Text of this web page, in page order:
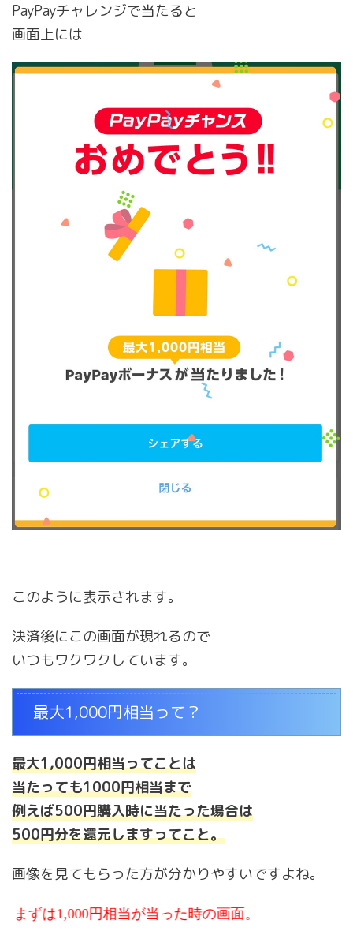
PayPayチャレンジで当たると
画面上には
このように表示されます。
決済後にこの画面が現れるので
いつもワクワクしています。
最大1,000円相当って？
最大1,000円相当ってことは
当たっても1000円相当まで
例えば500円購入時に当たった場合は
500円分を還元しますってこと。
画像を見てもらった方が分かりやすいですよね。
まずは1,000円相当が当った時の画面。